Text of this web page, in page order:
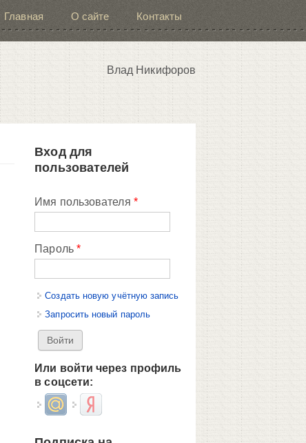
Главная О сайте Контакты
Влад Никифоров
Вход для
пользователей
Имя пользователя *
Пароль *
Создать новую учётную запись
Запросить новый пароль
Или войти через профиль
в соцсети:
Login with Mail.ruLogin with Яндекс